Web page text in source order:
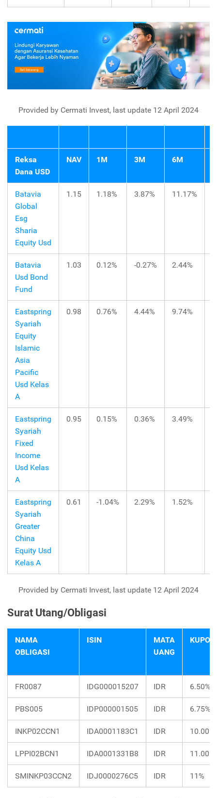
Provided by Cermati Invest, last update 12 April 2024
Reksa
Dana USD
NAV 1M 3M 6M
Batavia
Global
Esg
Sharia
Equity Usd
1.15 1.18% 3.87% 11.17%
Batavia
Usd Bond
Fund
1.03 0.12% -0.27% 2.44%
Eastspring
Syariah
Equity
Islamic
Asia
Pacific
Usd Kelas
A
0.98 0.76% 4.44% 9.74%
Eastspring
Syariah
Fixed
Income
Usd Kelas
A
0.95 0.15% 0.36% 3.49%
Eastspring
Syariah
Greater
China
Equity Usd
Kelas A
0.61 -1.04% 2.29% 1.52%
Provided by Cermati Invest, last update 12 April 2024
Surat Utang/Obligasi
NAMA
OBLIGASI
ISIN
MATA
UANG
KUPON
FR0087 IDG000015207 IDR 6.50%
PBS005 IDP000001505 IDR 6.75%
INKP02CCN1 IDA0001183C1 IDR 10.00%
LPPI02BCN1 IDA0001331B8 IDR 11.00%
SMINKP03CCN2 IDJ0000276C5 IDR 11%